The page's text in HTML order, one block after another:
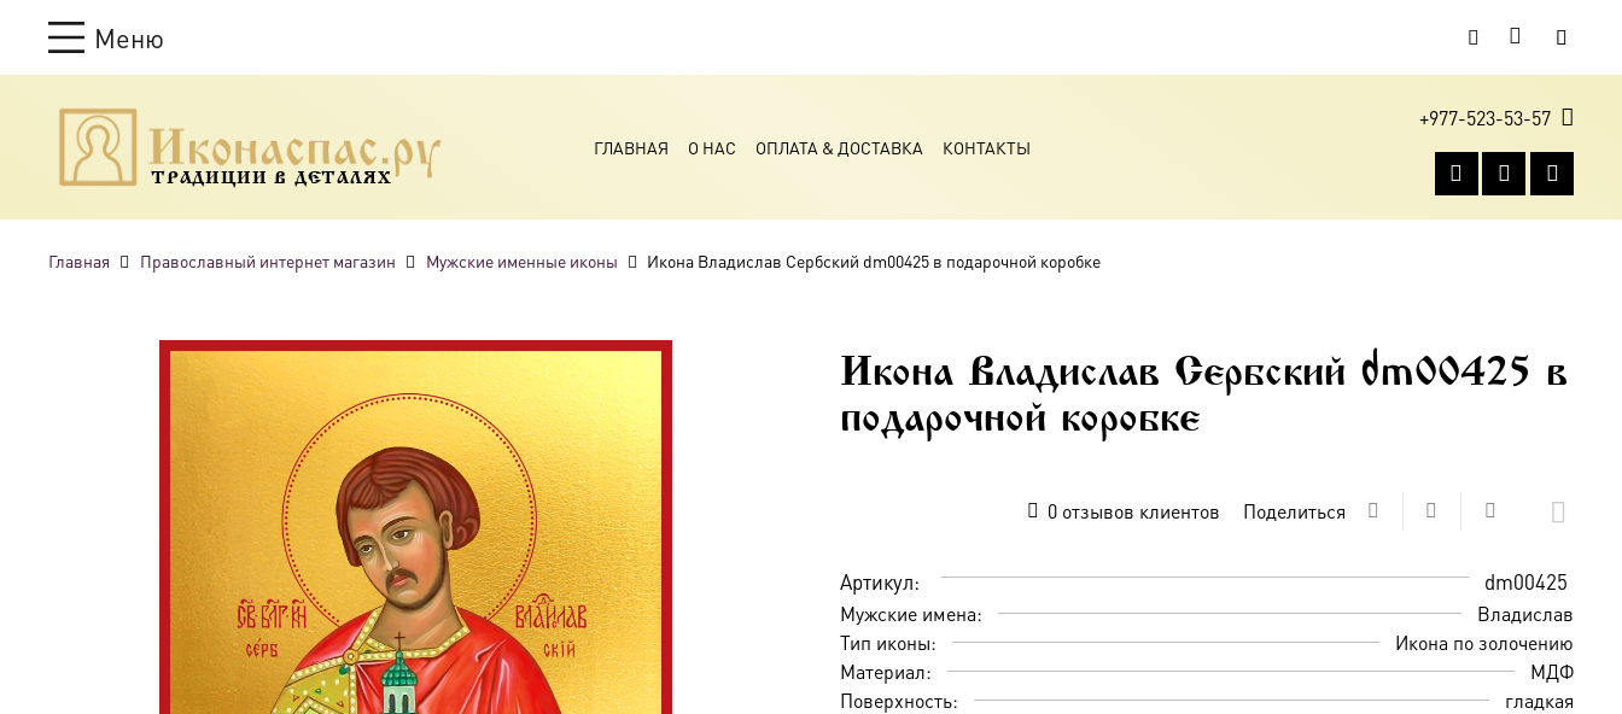
Меню
ТРАДИЦИИ В ДЕТАЛЯХ
ГЛАВНАЯ О НАС ОПЛАТА & ДОСТАВКА КОНТАКТЫ
+977-523-53-57
Главная Православный интернет магазин Мужские именные иконы Икона Владислав Сербский dm00425 в подарочной коробке
Икона Владислав Сербский dm00425 в
подарочной коробке
0отзывов клиентов Поделиться
Артикул: dm00425
Мужские имена:
Владислав
Тип иконы:
Икона по золочению
Материал:
МДФ
Поверхность:
гладкая